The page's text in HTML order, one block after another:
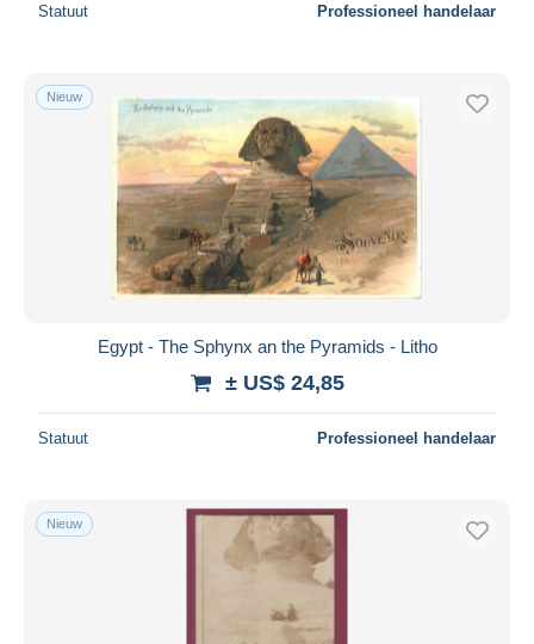
Statuut Professioneel handelaar
Nieuw
Egypt - The Sphynx an the Pyramids - Litho
± US$ 24,85
Statuut Professioneel handelaar
Nieuw